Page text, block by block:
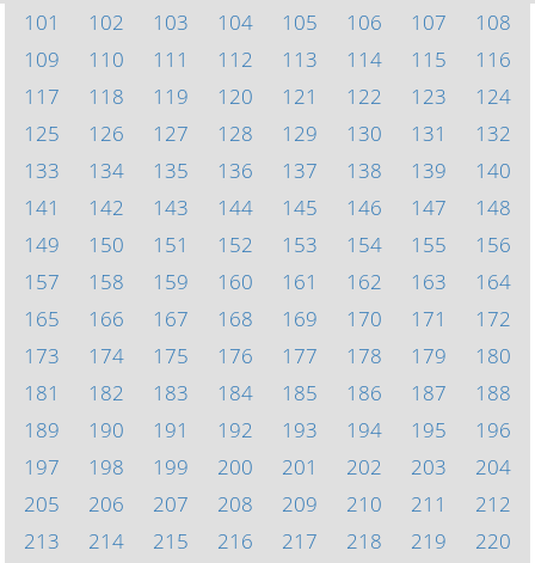
101
102 103 104 105 106 107
108
109
110 111 112 113 114 115
116
117
118 119 120 121 122 123
124
125
126 127 128 129 130 131
132
133
134 135 136 137 138 139
140
141
142 143 144 145 146 147
148
149
150 151 152 153 154 155
156
157
158 159 160 161 162 163
164
165
166 167 168 169 170 171
172
173
174 175 176 177 178 179
180
181
182 183 184 185 186 187
188
189
190 191 192 193 194 195
196
197
198 199 200 201 202 203
204
205
206 207 208 209 210 211
212
213
214 215 216 217 218 219
220